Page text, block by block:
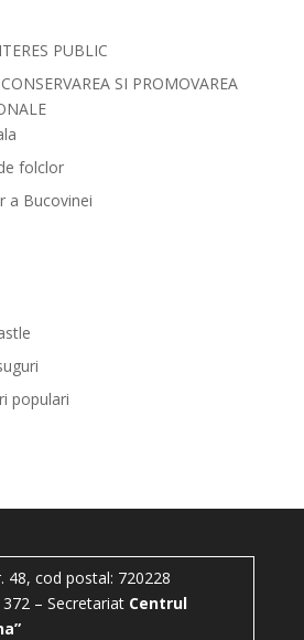
PUBLIC
SI PROMOVAREA
folclor
a Bucovinei
populari
48, cod postal: 720228
– Secretariat Centrul